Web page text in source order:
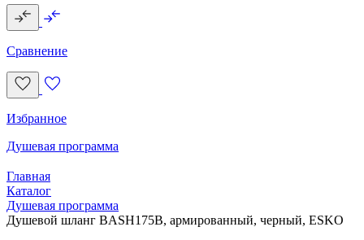
Сравнение
Избранное
Душевая программа
Главная
Каталог
Душевая программа
Душевой шланг BASH175B, армированный, черный, ESKO